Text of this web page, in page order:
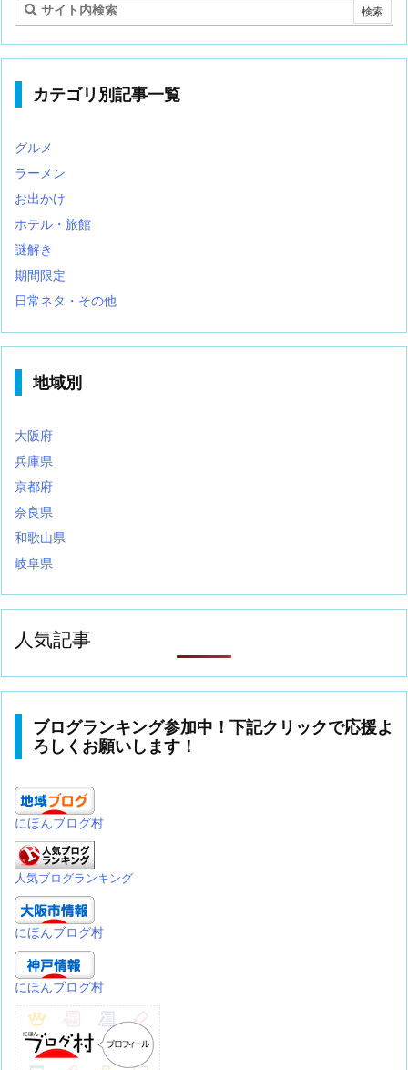
リ
カテゴリ別記事一覧
グルメ
ラーメン
お出かけ
ホテル・旅館
謎解き
期間限定
日常ネタ・その他
地域別
大阪府
兵庫県
京都府
奈良県
和歌山県
岐阜県
人気記事
ブログランキング参加中！下記クリックで応援よ
ろしくお願いします！
にほんブログ村
人気ブログランキング
にほんブログ村
にほんブログ村